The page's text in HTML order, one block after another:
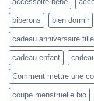
biberons bien dormir
cadeau anniversaire
cadeau enfant
Comment mettre une
coupe menstruelle bio